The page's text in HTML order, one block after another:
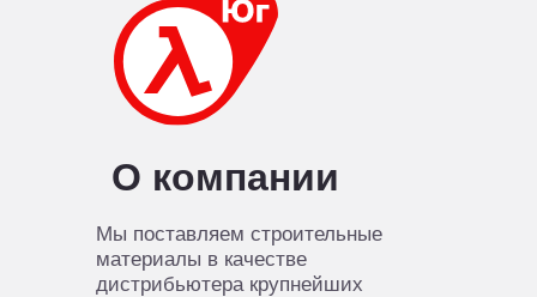
О компании
Мы поставляем строительные
материалы в качестве
дистрибьютера крупнейших